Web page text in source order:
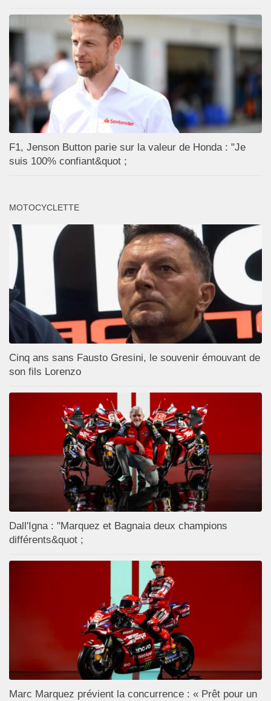
F1, Jenson Button parie sur la valeur de Honda : "Je
suis 100% confiant&quot ;
MOTOCYCLETTE
Cinq ans sans Fausto Gresini, le souvenir émouvant de
son fils Lorenzo
Dall'Igna : "Marquez et Bagnaia deux champions
différents&quot ;
Marc Marquez prévient la concurrence : « Prêt pour un